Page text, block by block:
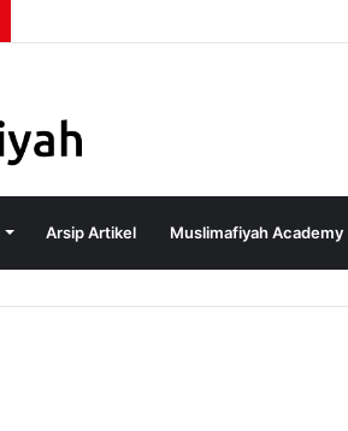
Arsip Artikel Muslimafiyah Academy